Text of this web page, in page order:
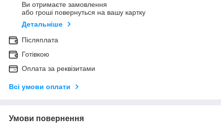
Ви отримаєте замовлення
або гроші повернуться на вашу картку
Детальніше
Післяплата
Готівкою
Оплата за реквізитами
Всі умови оплати
Умови повернення